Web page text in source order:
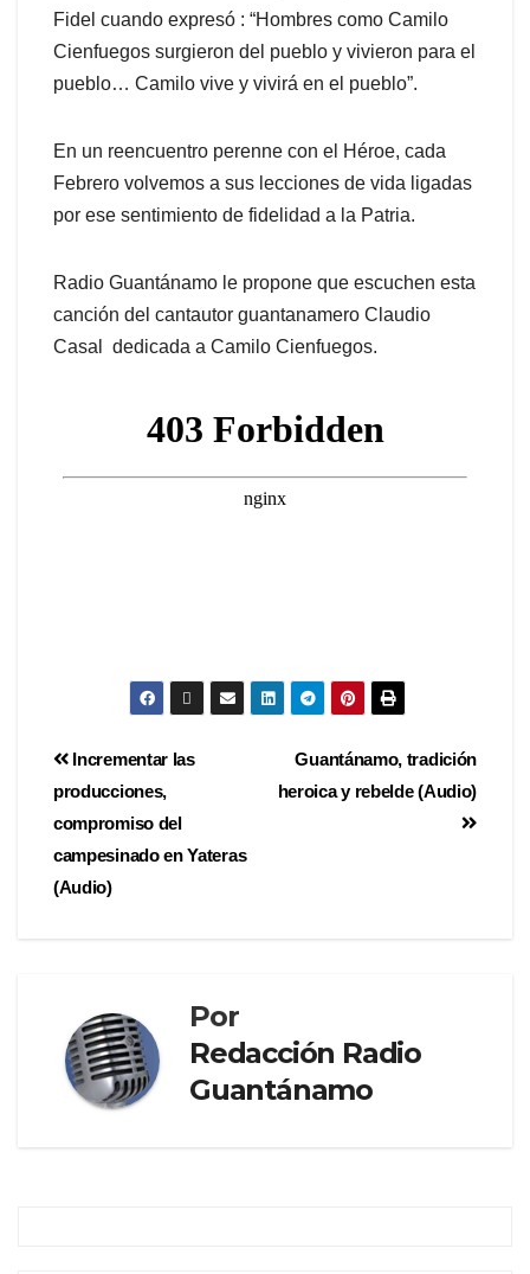
Fidel cuando expresó : “Hombres como Camilo
Cienfuegos surgieron del pueblo y vivieron para el
pueblo… Camilo vive y vivirá en el pueblo”.
En un reencuentro perenne con el Héroe, cada
Febrero volvemos a sus lecciones de vida ligadas
por ese sentimiento de fidelidad a la Patria.
Radio Guantánamo le propone que escuchen esta
canción del cantautor guantanamero Claudio
Casal dedicada a Camilo Cienfuegos.
Guantánamo, tradición
heroica y rebelde (Audio)
Incrementar las
producciones,
compromiso del
campesinado en Yateras
(Audio)
Por
Redacción Radio
Guantánamo